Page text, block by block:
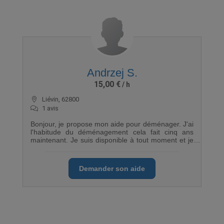
Andrzej S.
15,00 €
Liévin, 62800
1 avis
Bonjour, je propose mon aide pour déménager. J'ai
l'habitude du déménagement cela fait cinq ans
maintenant. Je suis disponible à tout moment et je
Demander son aide